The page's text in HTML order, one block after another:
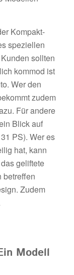
Kompakt-
speziellen
sollten
kommod ist
Wer den
zudem
Für andere
Blick auf
PS). Wer es
hat, kann
geliftete
betreffen
Zudem
Modell